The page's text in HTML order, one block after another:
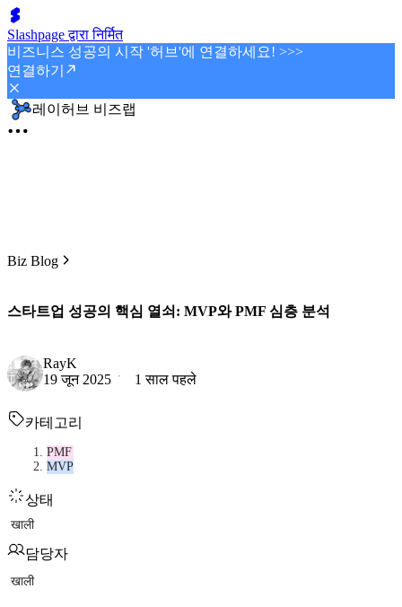
Slashpage द्वारा निर्मित
비즈니스 성공의 시작 '허브'에 연결하세요! >>>
연결하기
레이허브 비즈랩
Biz Blog
스타트업 성공의 핵심 열쇠: MVP와 PMF 심층 분석
RayK
19 जून 2025
1 साल पहले
카테고리
PMF
MVP
상태
खाली
담당자
खाली